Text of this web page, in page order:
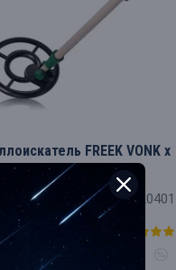
9820401
FREEK VONK x
45.90€
КУПИТЬ